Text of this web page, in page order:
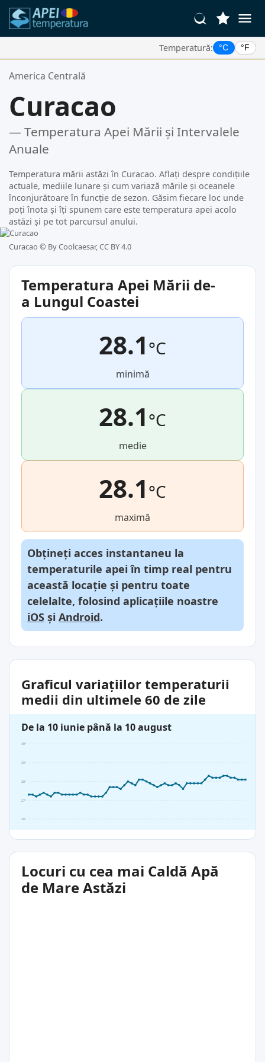
Temperatură: °C °F
Locațiile Tale Favorite:
America Centrală
Curacao
— Temperatura Apei Mării și Intervalele
Anuale
Temperatura mării astăzi în Curacao. Aflați despre condițiile
actuale, mediile lunare și cum variază mările și oceanele
înconjurătoare în funcție de sezon. Găsim fiecare loc unde
poți înota și îți spunem care este temperatura apei acolo
astăzi și pe tot parcursul anului.
Curacao © By Coolcaesar, CC BY 4.0
Temperatura Apei Mării de-
a Lungul Coastei
28.1°C
minimă
28.1°C
medie
28.1°C
maximă
Obțineți acces instantaneu la
temperaturile apei în timp real pentru
această locație și pentru toate
celelalte, folosind aplicațiile noastre
iOS și Android.
Graficul variațiilor temperaturii
medii din ultimele 60 de zile
De la 10 iunie până la 10 august
26°
27°
28°
29°
30°
Locuri cu cea mai Caldă Apă
de Mare Astăzi